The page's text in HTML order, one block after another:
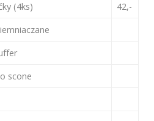
(4ks)
42,-
scone